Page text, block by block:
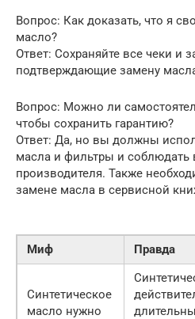
Вопрос: Как доказать, что я
масло?
Ответ: Сохраняйте все чеки и
подтверждающие замену
Вопрос: Можно ли
чтобы сохранить гарантию?
Ответ: Да, но вы должны
масла и фильтры и соблюдать
производителя. Также
замене масла в сервисной
Миф Правда
Синтетическое
масло нужно